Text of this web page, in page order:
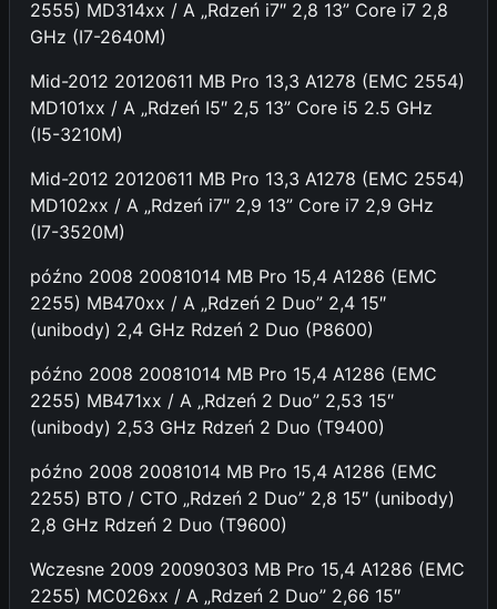
2555) MD314xx / A „Rdzeń i7″ 2,8 13” Core i7 2,8
GHz (I7-2640M)
Mid-2012 20120611 MB Pro 13,3 A1278 (EMC 2554)
MD101xx / A „Rdzeń I5″ 2,5 13” Core i5 2.5 GHz
(I5-3210M)
Mid-2012 20120611 MB Pro 13,3 A1278 (EMC 2554)
MD102xx / A „Rdzeń i7″ 2,9 13” Core i7 2,9 GHz
(I7-3520M)
późno 2008 20081014 MB Pro 15,4 A1286 (EMC
2255) MB470xx / A „Rdzeń 2 Duo” 2,4 15″
(unibody) 2,4 GHz Rdzeń 2 Duo (P8600)
późno 2008 20081014 MB Pro 15,4 A1286 (EMC
2255) MB471xx / A „Rdzeń 2 Duo” 2,53 15″
(unibody) 2,53 GHz Rdzeń 2 Duo (T9400)
późno 2008 20081014 MB Pro 15,4 A1286 (EMC
2255) BTO / CTO „Rdzeń 2 Duo” 2,8 15″ (unibody)
2,8 GHz Rdzeń 2 Duo (T9600)
Wczesne 2009 20090303 MB Pro 15,4 A1286 (EMC
2255) MC026xx / A „Rdzeń 2 Duo” 2,66 15″